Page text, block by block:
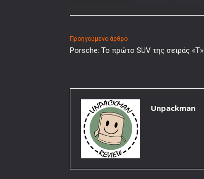
Προηγούμενο άρθρο
Porsche: Το πρώτο SUV της σειράς «Τ»
Unpackman